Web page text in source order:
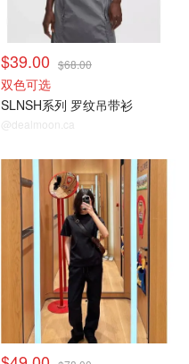
$39.00 $68.00
双色可选
SLNSH系列 罗纹吊带衫
@dealmoon.ca